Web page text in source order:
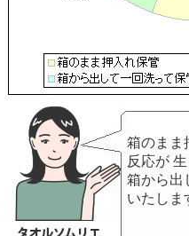
箱のまま
反応が
箱から出
いたしま